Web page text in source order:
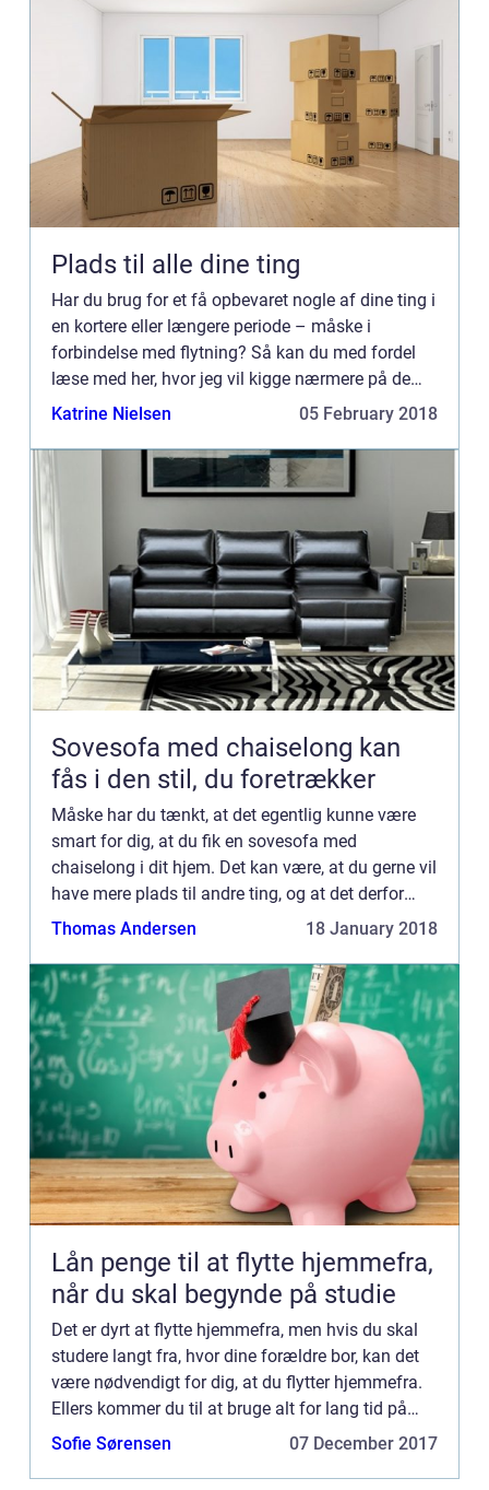
Plads til alle dine ting
Har du brug for et få opbevaret nogle af dine ting i
en kortere eller længere periode – måske i
forbindelse med flytning? Så kan du med fordel
læse med her, hvor jeg vil kigge nærmere på de
mange fordel...
Katrine Nielsen 05 February 2018
Sovesofa med chaiselong kan
fås i den stil, du foretrækker
Måske har du tænkt, at det egentlig kunne være
smart for dig, at du fik en sovesofa med
chaiselong i dit hjem. Det kan være, at du gerne vil
have mere plads til andre ting, og at det derfor
kunne være smart, hvis din sof...
Thomas Andersen 18 January 2018
Lån penge til at flytte hjemmefra,
når du skal begynde på studie
Det er dyrt at flytte hjemmefra, men hvis du skal
studere langt fra, hvor dine forældre bor, kan det
være nødvendigt for dig, at du flytter hjemmefra.
Ellers kommer du til at bruge alt for lang tid på
transport hver dag. Har ...
Sofie Sørensen 07 December 2017